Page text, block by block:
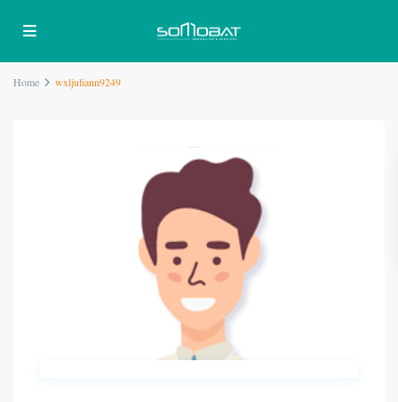
Home wxljuliann9249